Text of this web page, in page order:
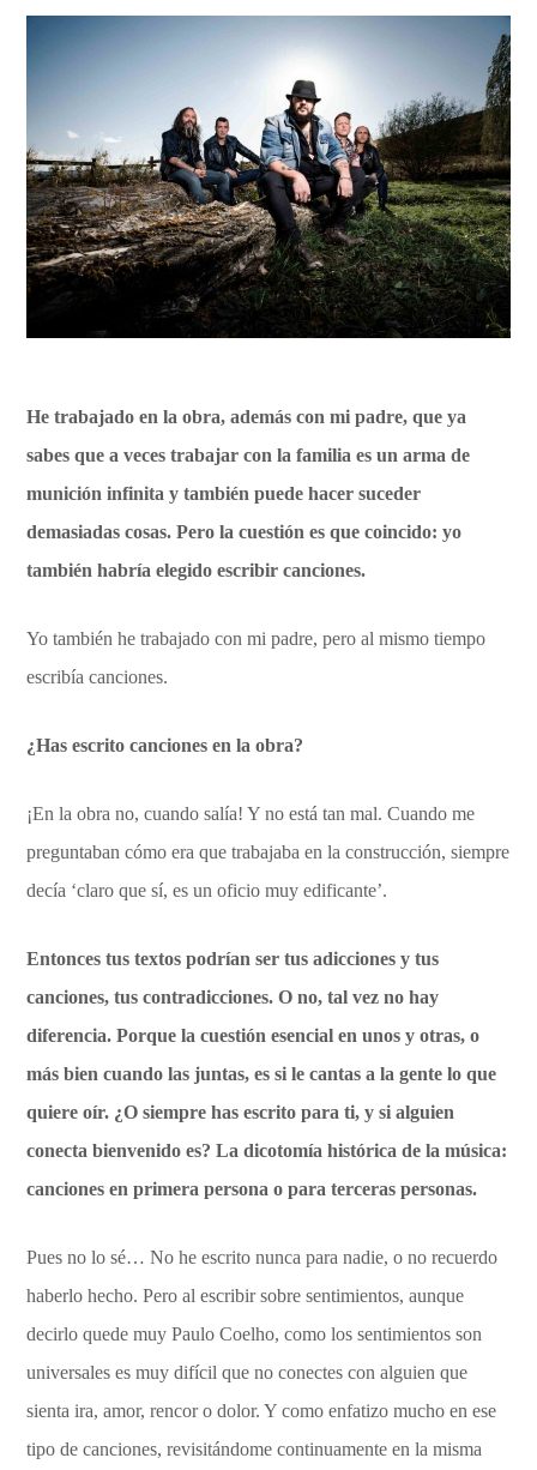
He trabajado en la obra, además con mi padre, que ya
sabes que a veces trabajar con la familia es un arma de
munición infinita y también puede hacer suceder
demasiadas cosas. Pero la cuestión es que coincido: yo
también habría elegido escribir canciones.
Yo también he trabajado con mi padre, pero al mismo tiempo
escribía canciones.
¿Has escrito canciones en la obra?
¡En la obra no, cuando salía! Y no está tan mal. Cuando me
preguntaban cómo era que trabajaba en la construcción, siempre
decía ‘claro que sí, es un oficio muy edificante’.
Entonces tus textos podrían ser tus adicciones y tus
canciones, tus contradicciones. O no, tal vez no hay
diferencia. Porque la cuestión esencial en unos y otras, o
más bien cuando las juntas, es si le cantas a la gente lo que
quiere oír. ¿O siempre has escrito para ti, y si alguien
conecta bienvenido es? La dicotomía histórica de la música:
canciones en primera persona o para terceras personas.
Pues no lo sé… No he escrito nunca para nadie, o no recuerdo
haberlo hecho. Pero al escribir sobre sentimientos, aunque
decirlo quede muy Paulo Coelho, como los sentimientos son
universales es muy difícil que no conectes con alguien que
sienta ira, amor, rencor o dolor. Y como enfatizo mucho en ese
tipo de canciones, revisitándome continuamente en la misma